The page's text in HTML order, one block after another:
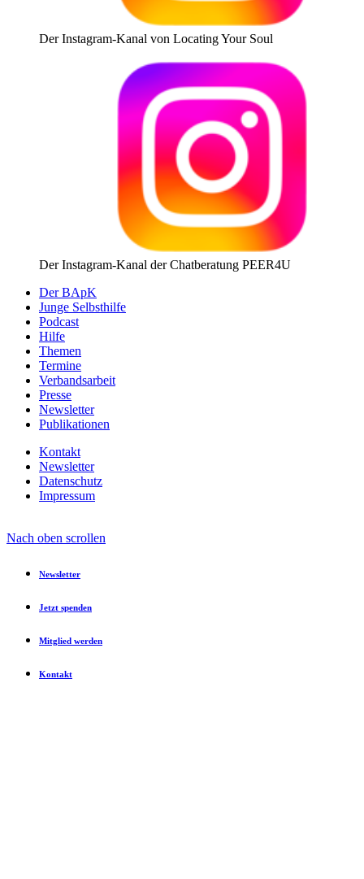
Der Instagram-Kanal von Locating Your Soul
Der Instagram-Kanal der Chatberatung PEER4U
Der BApK
Junge Selbsthilfe
Podcast
Hilfe
Themen
Termine
Verbandsarbeit
Presse
Newsletter
Publikationen
Kontakt
Newsletter
Datenschutz
Impressum
Nach oben scrollen
Newsletter
Jetzt spenden
Mitglied werden
Kontakt